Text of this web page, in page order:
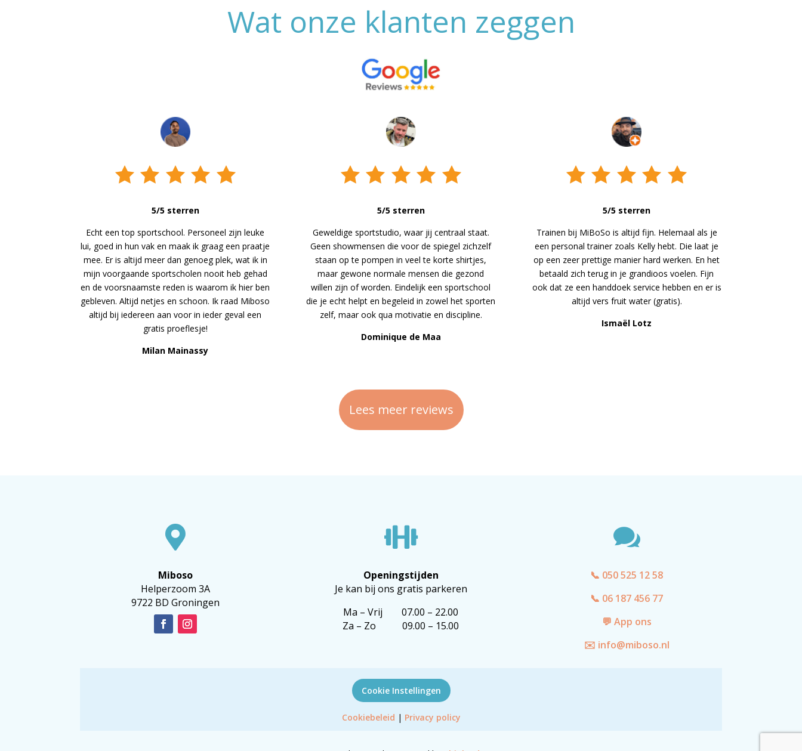
Wat onze klanten zeggen
5/5 sterren
Echt een top sportschool. Personeel zijn leuke
lui, goed in hun vak en maak ik graag een praatje
mee. Er is altijd meer dan genoeg plek, wat ik in
mijn voorgaande sportscholen nooit heb gehad
en de voorsnaamste reden is waarom ik hier ben
gebleven. Altijd netjes en schoon. Ik raad Miboso
altijd bij iedereen aan voor in ieder geval een
gratis proeflesje!
Milan Mainassy
5/5 sterren
Geweldige sportstudio, waar jij centraal staat.
Geen showmensen die voor de spiegel zichzelf
staan op te pompen in veel te korte shirtjes,
maar gewone normale mensen die gezond
willen zijn of worden. Eindelijk een sportschool
die je echt helpt en begeleid in zowel het sporten
zelf, maar ook qua motivatie en discipline.
Dominique de Maa
5/5 sterren
Trainen bij MiBoSo is altijd fijn. Helemaal als je
een personal trainer zoals Kelly hebt. Die laat je
op een zeer prettige manier hard werken. En het
betaald zich terug in je grandioos voelen. Fijn
ook dat ze een handdoek service hebben en er is
altijd vers fruit water (gratis).
Ismaël Lotz
Lees meer reviews

Miboso
Helperzoom 3A
9722 BD Groningen

Openingstijden
Je kan bij ons gratis parkeren
Ma – Vrij 07.00 – 22.00
Za – Zo 09.00 – 15.00

📞 050 525 12 58
📞 06 187 456 77
💬 App ons
✉️ info@miboso.nl
Cookie Instellingen
Cookiebeleid | Privacy policy